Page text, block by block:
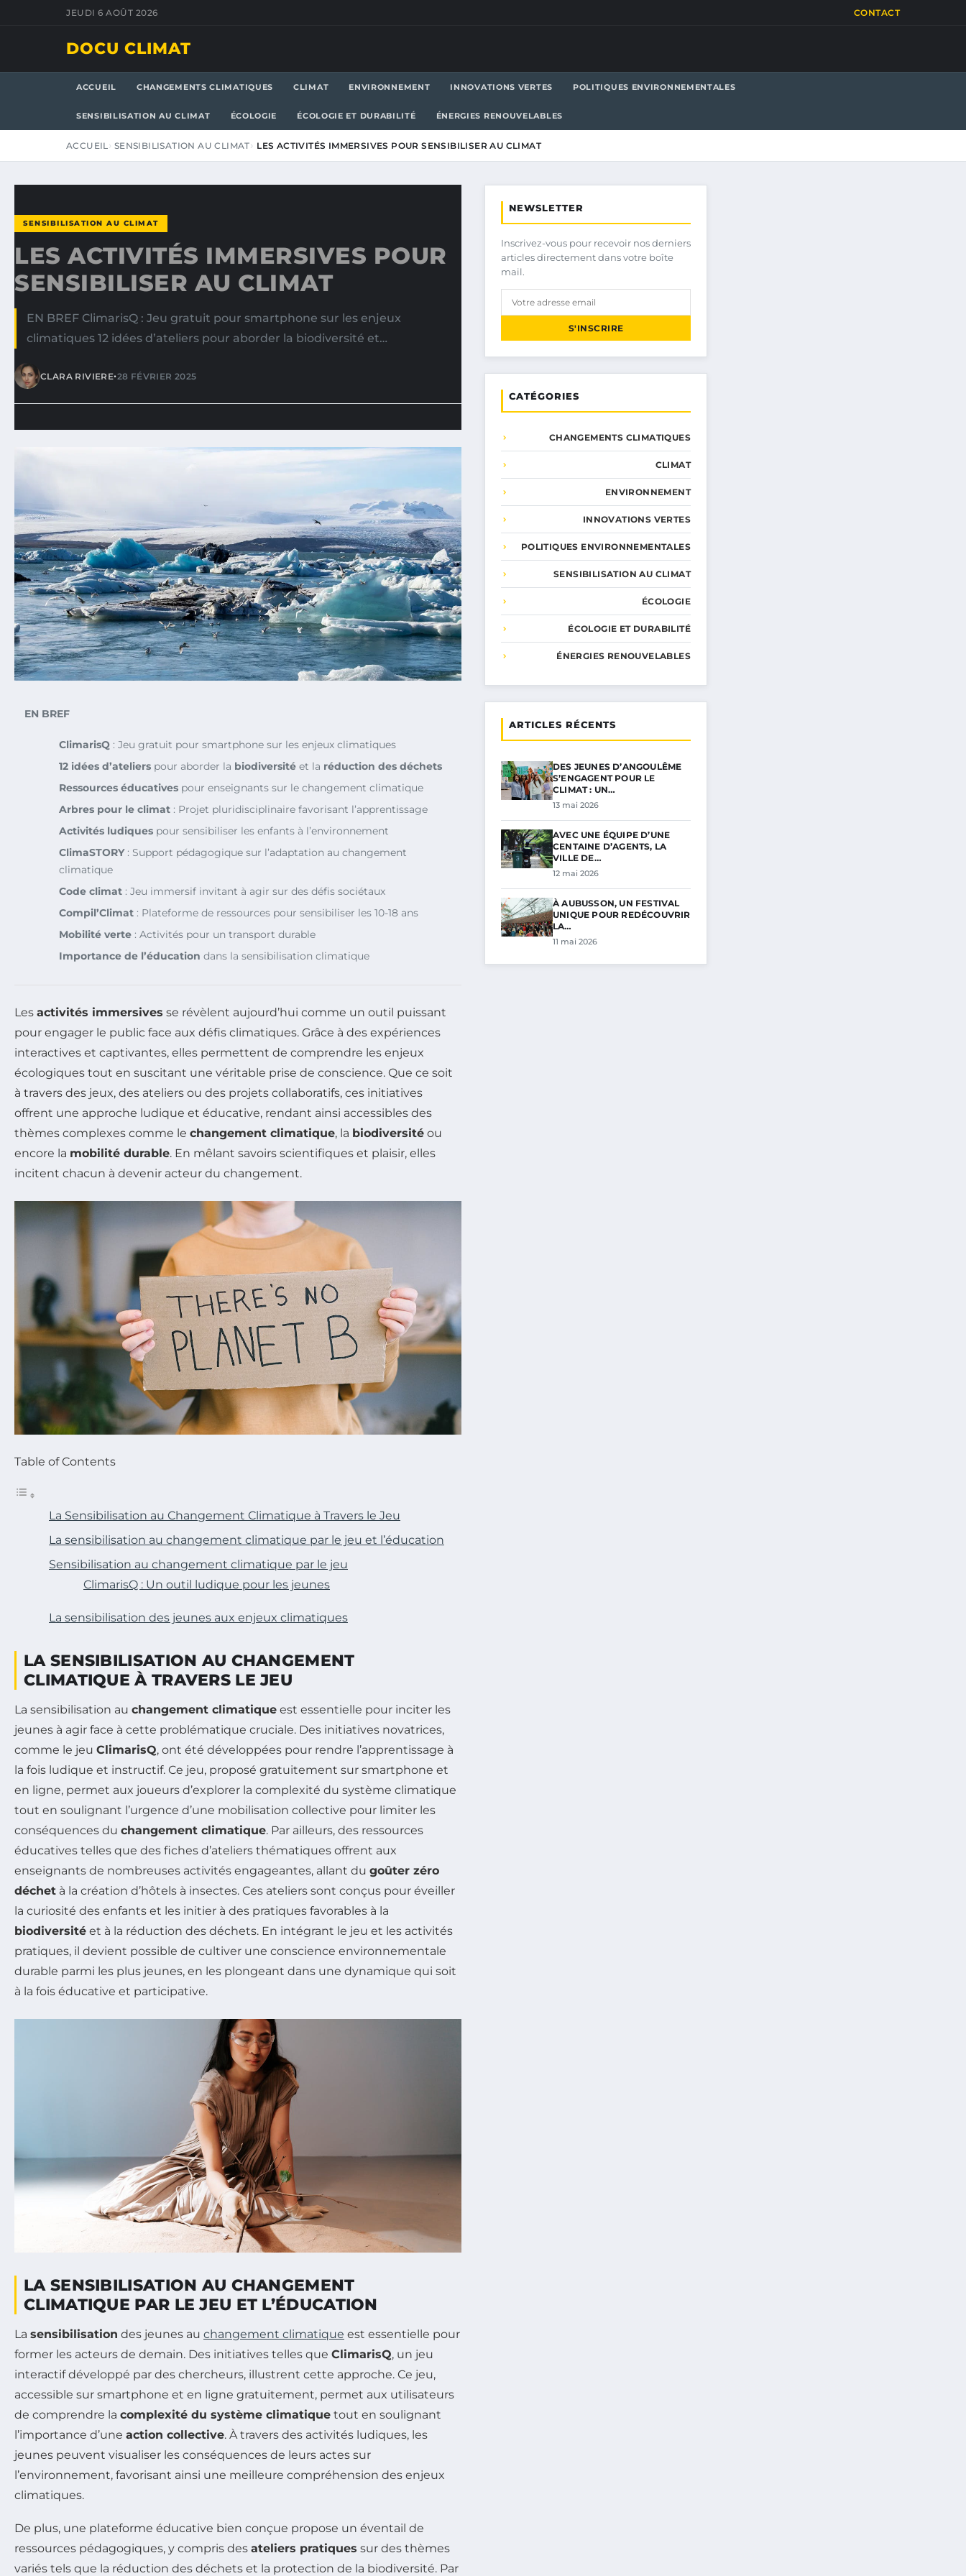
JEUDI 6 AOÛT 2026 CONTACT
DOCU CLIMAT
ACCUEIL CHANGEMENTS CLIMATIQUES CLIMAT ENVIRONNEMENT INNOVATIONS VERTES POLITIQUES ENVIRONNEMENTALES
SENSIBILISATION AU CLIMAT ÉCOLOGIE ÉCOLOGIE ET DURABILITÉ ÉNERGIES RENOUVELABLES
ACCUEIL SENSIBILISATION AU CLIMAT LES ACTIVITÉS IMMERSIVES POUR SENSIBILISER AU CLIMAT
SENSIBILISATION AU CLIMAT
LES ACTIVITÉS IMMERSIVES POUR
SENSIBILISER AU CLIMAT
EN BREF ClimarisQ : Jeu gratuit pour smartphone sur les enjeux
climatiques 12 idées d’ateliers pour aborder la biodiversité et…
CLARA RIVIERE•28 FÉVRIER 2025
EN BREF
ClimarisQ : Jeu gratuit pour smartphone sur les enjeux climatiques
12 idées d’ateliers pour aborder la biodiversité et la réduction des déchets
Ressources éducatives pour enseignants sur le changement climatique
Arbres pour le climat : Projet pluridisciplinaire favorisant l’apprentissage
Activités ludiques pour sensibiliser les enfants à l’environnement
ClimaSTORY: Support pédagogique sur l’adaptation au changement
climatique
Code climat : Jeu immersif invitant à agir sur des défis sociétaux
Compil’Climat : Plateforme de ressources pour sensibiliser les 10-18 ans
Mobilité verte : Activités pour un transport durable
Importance de l’éducation dans la sensibilisation climatique
Les activités immersives se révèlent aujourd’hui comme un outil puissant
pour engager le public face aux défis climatiques. Grâce à des expériences
interactives et captivantes, elles permettent de comprendre les enjeux
écologiques tout en suscitant une véritable prise de conscience. Que ce soit
à travers des jeux, des ateliers ou des projets collaboratifs, ces initiatives
offrent une approche ludique et éducative, rendant ainsi accessibles des
thèmes complexes comme le changement climatique, la biodiversité ou
encore la mobilité durable. En mêlant savoirs scientifiques et plaisir, elles
incitent chacun à devenir acteur du changement.
Table of Contents
La Sensibilisation au Changement Climatique à Travers le Jeu
La sensibilisation au changement climatique par le jeu et l’éducation
Sensibilisation au changement climatique par le jeu
ClimarisQ : Un outil ludique pour les jeunes
La sensibilisation des jeunes aux enjeux climatiques
LA SENSIBILISATION AU CHANGEMENT
CLIMATIQUE À TRAVERS LE JEU
La sensibilisation au changement climatique est essentielle pour inciter les
jeunes à agir face à cette problématique cruciale. Des initiatives novatrices,
comme le jeu ClimarisQ, ont été développées pour rendre l’apprentissage à
la fois ludique et instructif. Ce jeu, proposé gratuitement sur smartphone et
en ligne, permet aux joueurs d’explorer la complexité du système climatique
tout en soulignant l’urgence d’une mobilisation collective pour limiter les
conséquences du changement climatique. Par ailleurs, des ressources
éducatives telles que des fiches d’ateliers thématiques offrent aux
enseignants de nombreuses activités engageantes, allant du goûter zéro
déchet à la création d’hôtels à insectes. Ces ateliers sont conçus pour éveiller
la curiosité des enfants et les initier à des pratiques favorables à la
biodiversité et à la réduction des déchets. En intégrant le jeu et les activités
pratiques, il devient possible de cultiver une conscience environnementale
durable parmi les plus jeunes, en les plongeant dans une dynamique qui soit
à la fois éducative et participative.
LA SENSIBILISATION AU CHANGEMENT
CLIMATIQUE PAR LE JEU ET L’ÉDUCATION
La sensibilisation des jeunes au changement climatique est essentielle pour
former les acteurs de demain. Des initiatives telles que ClimarisQ, un jeu
interactif développé par des chercheurs, illustrent cette approche. Ce jeu,
accessible sur smartphone et en ligne gratuitement, permet aux utilisateurs
de comprendre la complexité du système climatique tout en soulignant
l’importance d’une action collective. À travers des activités ludiques, les
jeunes peuvent visualiser les conséquences de leurs actes sur
l’environnement, favorisant ainsi une meilleure compréhension des enjeux
climatiques.
De plus, une plateforme éducative bien conçue propose un éventail de
ressources pédagogiques, y compris des ateliers pratiques sur des thèmes
variés tels que la réduction des déchets et la protection de la biodiversité. Par
NEWSLETTER
Inscrivez-vous pour recevoir nos derniers
articles directement dans votre boîte
mail.
S'INSCRIRE
CATÉGORIES
CHANGEMENTS CLIMATIQUES
CLIMAT
ENVIRONNEMENT
INNOVATIONS VERTES
POLITIQUES ENVIRONNEMENTALES
SENSIBILISATION AU CLIMAT
ÉCOLOGIE
ÉCOLOGIE ET DURABILITÉ
ÉNERGIES RENOUVELABLES
ARTICLES RÉCENTS
DES JEUNES D’ANGOULÊME
S’ENGAGENT POUR LE
CLIMAT : UN…
13 mai 2026
AVEC UNE ÉQUIPE D’UNE
CENTAINE D’AGENTS, LA
VILLE DE…
12 mai 2026
À AUBUSSON, UN FESTIVAL
UNIQUE POUR REDÉCOUVRIR
LA…
11 mai 2026